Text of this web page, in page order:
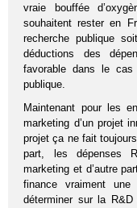
vraie bouffée
souhaitent rester en
recherche publique
déductions des
favorable dans le cas
publique.
Maintenant pour les
marketing d’un projet
projet ça ne fait
part, les dépenses
marketing et d’autre
finance vraiment
déterminer sur la